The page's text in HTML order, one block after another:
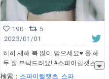
190
5
2023/01/01
히히 새해 복 많이 받으세요♥ 올 해
두 잘 부탁드려요! #스파이럴캣츠
検索： 스파이럴캣츠 스파